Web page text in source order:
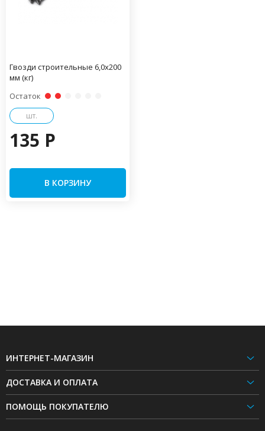
Гвозди строительные 6,0х200
мм (кг)
Остаток
шт.
135 P
В КОРЗИНУ
ИНТЕРНЕТ-МАГАЗИН
ДОСТАВКА И ОПЛАТА
ПОМОЩЬ ПОКУПАТЕЛЮ